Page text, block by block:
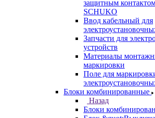
защитным
SCHUKO
Ввод кабельный для
Запчасти для
устройств
Материалы
маркировки
Поле для
Блоки комбинированные
Назад
Блоки